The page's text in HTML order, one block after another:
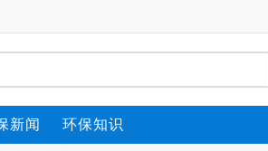
新闻 环保知识